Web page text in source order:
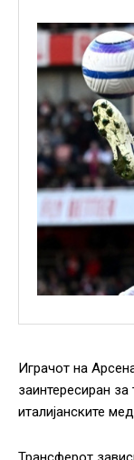
Играчот на
заинтересиран
италијанските